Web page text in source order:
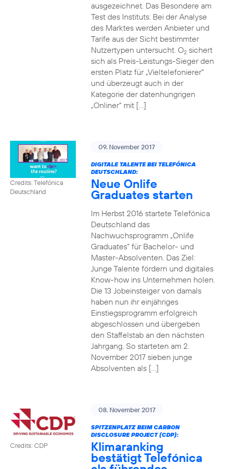
ausgezeichnet. Das Besondere am
Test des Instituts: Bei der Analyse
des Marktes werden Anbieter und
Tarife aus der Sicht bestimmter
Nutzertypen untersucht. O2sichert
sich als Preis-Leistungs-Sieger den
ersten Platz für „Vieltelefonierer“
und überzeugt auch in der
Kategorie der datenhungrigen
„Onliner“ mit […]
Credits: Telefónica
Deutschland
09. November 2017
DIGITALE TALENTE BEI TELEFÓNICA
DEUTSCHLAND:
Neue Onlife
Graduates starten
Im Herbst 2016 startete Telefónica
Deutschland das
Nachwuchsprogramm „Onlife
Graduates“ für Bachelor- und
Master-Absolventen. Das Ziel:
Junge Talente fördern und digitales
Know-how ins Unternehmen holen.
Die 13 Jobeinsteiger von damals
haben nun ihr einjähriges
Einstiegsprogramm erfolgreich
abgeschlossen und übergeben
den Staffelstab an den nächsten
Jahrgang. So starteten am 2.
November 2017 sieben junge
Absolventen als […]
Credits: CDP
08. November 2017
SPITZENPLATZ BEIM CARBON
DISCLOSURE PROJECT (CDP):
Klimaranking
bestätigt Telefónica